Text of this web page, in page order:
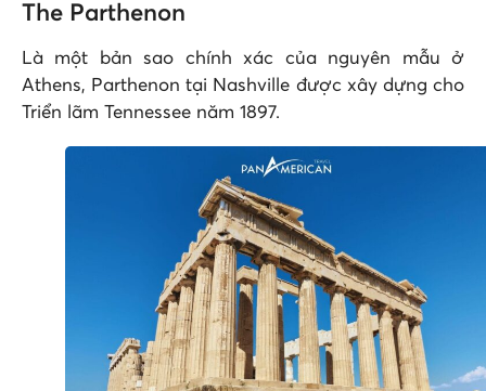
The Parthenon
Là một bản sao chính xác của nguyên mẫu ở
Athens, Parthenon tại Nashville được xây dựng cho
Triển lãm Tennessee năm 1897.